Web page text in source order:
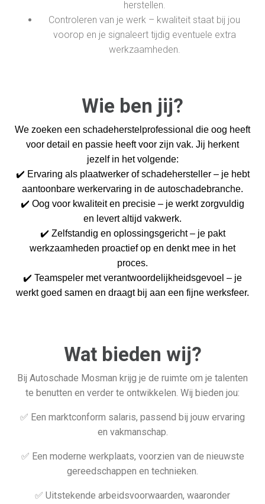
herstellen.
Controleren van je werk – kwaliteit staat bij jou
voorop en je signaleert tijdig eventuele extra
werkzaamheden.
Wie ben jij?
We zoeken een schadeherstelprofessional die oog heeft
voor detail en passie heeft voor zijn vak. Jij herkent
jezelf in het volgende:
✔️ Ervaring als plaatwerker of schadehersteller – je hebt
aantoonbare werkervaring in de autoschadebranche.
✔️ Oog voor kwaliteit en precisie – je werkt zorgvuldig
en levert altijd vakwerk.
✔️ Zelfstandig en oplossingsgericht – je pakt
werkzaamheden proactief op en denkt mee in het
proces.
✔️ Teamspeler met verantwoordelijkheidsgevoel – je
werkt goed samen en draagt bij aan een fijne werksfeer.
Wat bieden wij?
Bij Autoschade Mosman krijg je de ruimte om je talenten
te benutten en verder te ontwikkelen. Wij bieden jou:
✅ Een marktconform salaris, passend bij jouw ervaring
en vakmanschap.
✅ Een moderne werkplaats, voorzien van de nieuwste
gereedschappen en technieken.
✅ Uitstekende arbeidsvoorwaarden, waaronder